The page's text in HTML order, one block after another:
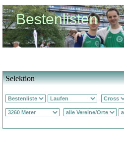
Bestenlisten
Selektion